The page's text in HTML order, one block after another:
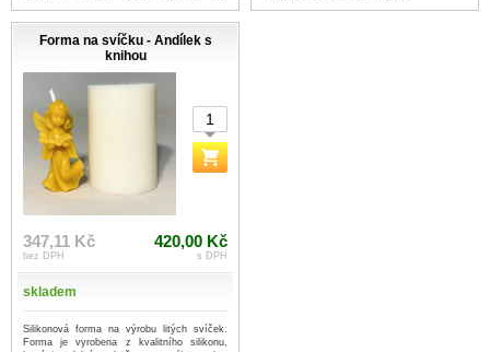
Forma na svíčku - Andílek s
knihou
347,11 Kč
bez DPH
420,00 Kč
s DPH
skladem
Silikonová forma na výrobu litých svíček.
Forma je vyrobena z kvalitního silikonu,